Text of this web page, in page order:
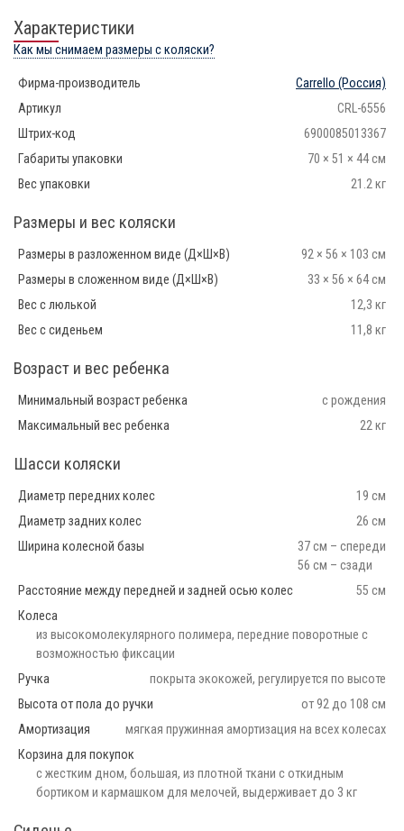
Характеристики
Как мы снимаем размеры с коляски?
Фирма-производитель Carrello (Россия)
Артикул
CRL-6556
Штрих-код
6900085013367
Габариты упаковки
70 × 51 × 44 см
Вес упаковки
21.2 кг
Размеры и вес коляски
Размеры в разложенном виде (Д×Ш×В)
92 × 56 × 103 см
Размеры в сложенном виде (Д×Ш×В)
33 × 56 × 64 см
Вес с люлькой
12,3 кг
Вес с сиденьем
11,8 кг
Возраст и вес ребенка
Минимальный возраст ребенка
с рождения
Максимальный вес ребенка
22 кг
Шасси коляски
Диаметр передних колес
19 см
Диаметр задних колес
26 см
Ширина колесной базы
37 см – спереди
56 см – сзади
Расстояние между передней и задней осью колес
55 см
Колеса
из высокомолекулярного полимера, передние поворотные с
возможностью фиксации
Ручка
покрыта экокожей, регулируется по высоте
Высота от пола до ручки
от 92 до 108 см
Амортизация
мягкая пружинная амортизация на всех колесах
Корзина для покупок
с жестким дном, большая, из плотной ткани с откидным
бортиком и кармашком для мелочей, выдерживает до 3 кг